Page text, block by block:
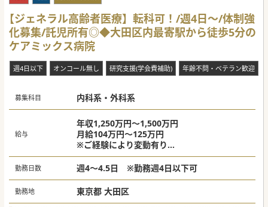
【ジェネラル高齢者医療】転科可！/週4日～/体制強
化募集/託児所有◎◆大田区内最寄駅から徒歩5分の
ケアミックス病院
週4日以下 オンコール無し 研究支援(学会費補助) 年齢不問・ベテラン歓迎
募集科目 内科系・外科系
給与
年収1,250万円～1,500万円
月給104万円～125万円
※ご経験により変動有り
※当直代別途支給
勤務日数 週4～4.5日 ※勤務週4日以下可
勤務地 東京都 大田区